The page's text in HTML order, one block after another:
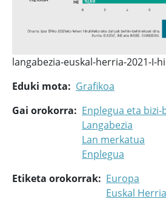
langabezia-euskal-herria-2021-I-
Eduki mota
Grafikoa
Gai orokorra
Enplegua eta
Langabezia
Lan merkatua
Enplegua
Etiketa orokorrak
Europa
Euskal Herria